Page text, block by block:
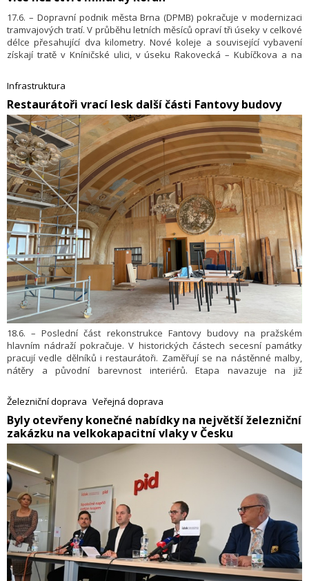
17.6. – Dopravní podnik města Brna (DPMB) pokračuje v modernizaci
tramvajových tratí. V průběhu letních měsíců opraví tři úseky v celkové
délce přesahující dva kilometry. Nové koleje a související vybavení
získají tratě v Kníničské ulici, v úseku Rakovecká – Kubíčkova a na
Infrastruktura
​Restaurátoři vrací lesk další části Fantovy budovy
18.6. – Poslední část rekonstrukce Fantovy budovy na pražském
hlavním nádraží pokračuje. V historických částech secesní památky
pracují vedle dělníků i restaurátoři. Zaměřují se na nástěnné malby,
nátěry a původní barevnost interiérů. Etapa navazuje na již
Informovala o tom Správa železnic.
Železniční doprava Veřejná doprava
​Byly otevřeny konečné nabídky na největší železniční
zakázku na velkokapacitní vlaky v Česku